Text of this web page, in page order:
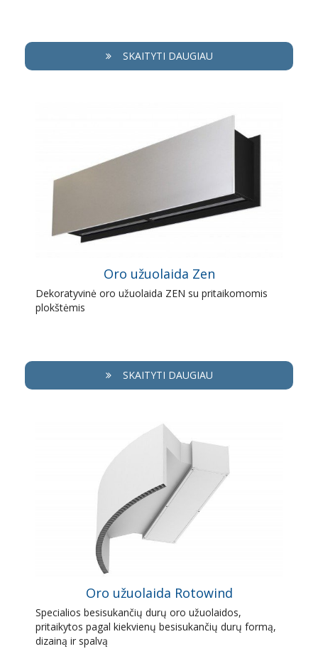
SKAITYTI DAUGIAU
Oro užuolaida Zen
Dekoratyvinė oro užuolaida ZEN su pritaikomomis
plokštėmis
SKAITYTI DAUGIAU
Oro užuolaida Rotowind
Specialios besisukančių durų oro užuolaidos,
pritaikytos pagal kiekvienų besisukančių durų formą,
dizainą ir spalvą